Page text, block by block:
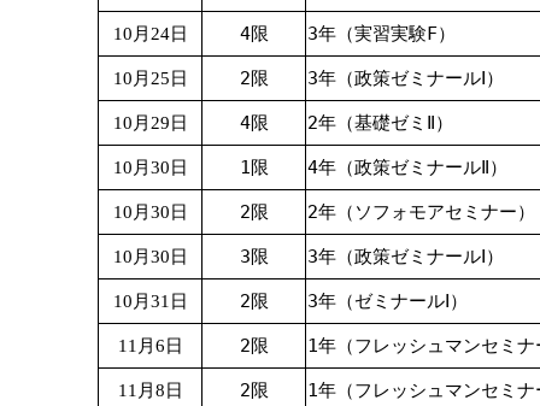
10月24日 4限 3年（実習実験F）
10月25日 2限 3年（政策ゼミナールⅠ）
10月29日 4限 2年（基礎ゼミⅡ）
10月30日 1限 4年（政策ゼミナールⅡ）
10月30日 2限 2年（ソフォモアセミナー）
10月30日 3限 3年（政策ゼミナールⅠ）
10月31日 2限 3年（ゼミナールⅠ）
11月6日 2限 1年（フレッシュマンセミナ
11月8日 2限 1年（フレッシュマンセミナ